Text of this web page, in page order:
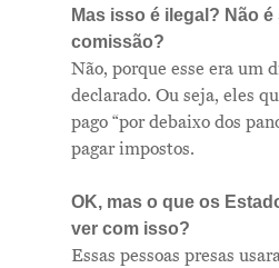
Mas isso é ilegal? Não
comissão?
Não, porque esse era um
declarado. Ou seja, eles
pago “por debaixo dos
pagar impostos.
OK, mas o que os
ver com isso?
Essas pessoas presas